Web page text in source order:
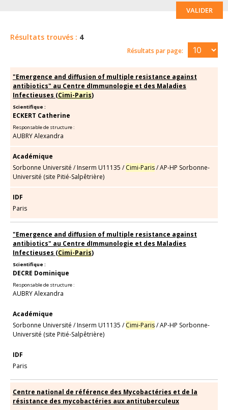
VALIDER
Résultats trouvés : 4
Résultats par page:
"Emergence and diffusion of multiple resistance against
antibiotics" au Centre dImmunologie et des Maladies
Infectieuses (Cimi-Paris)
Scientifique :
ECKERT Catherine
Responsable de structure :
AUBRY Alexandra
Académique
Sorbonne Université /Inserm U11135 /Cimi-Paris/AP-HP Sorbonne-
Université (site Pitié-Salpêtrière)
IDF
Paris
"Emergence and diffusion of multiple resistance against
antibiotics" au Centre dImmunologie et des Maladies
Infectieuses (Cimi-Paris)
Scientifique :
DECRE Dominique
Responsable de structure :
AUBRY Alexandra
Académique
Sorbonne Université /Inserm U11135 /Cimi-Paris/AP-HP Sorbonne-
Université (site Pitié-Salpêtrière)
IDF
Paris
Centre national de référence des Mycobactéries et de la
résistance des mycobactéries aux antituberculeux